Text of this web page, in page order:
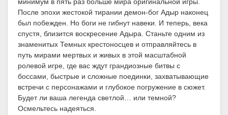
минимум в пять раз больше мира оригинальной игры.
После эпохи жестокой тирании демон-бог Адыр наконец
был побежден. Но боги не гибнут навеки. И теперь, века
спустя, близится воскресение Адыра. Станьте одним из
знаменитых Темных крестоносцев и отправляйтесь в
путь мирами мертвых и живых в этой масштабной
ролевой игре, где вас ждут грандиозные битвы с
боссами, быстрые и сложные поединки, захватывающие
встречи с персонажами и глубокое погружение в сюжет.
Будет ли ваша легенда светлой… или темной?
Осмельтесь надеяться.